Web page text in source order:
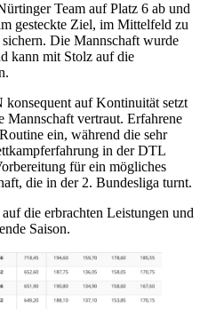
Team auf Platz 6 ab und
gesteckte Ziel, im Mittelfeld zu
Die Mannschaft wurde
kann mit Stolz auf die
konsequent auf Kontinuität setzt
Mannschaft vertraut. Erfahrene
ein, während die sehr
in der DTL
für ein mögliches
die in der 2. Bundesliga turnt.
die erbrachten Leistungen und
Saison.